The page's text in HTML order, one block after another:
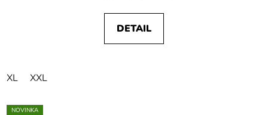
DETAIL
XL XXL
NOVINKA